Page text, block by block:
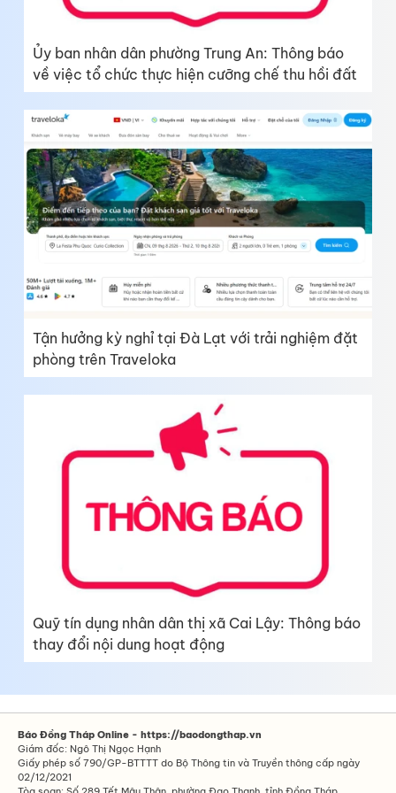
Ủy ban nhân dân phường Trung An: Thông báo
về việc tổ chức thực hiện cưỡng chế thu hồi đất
Tận hưởng kỳ nghỉ tại Đà Lạt với trải nghiệm đặt
phòng trên Traveloka
Quỹ tín dụng nhân dân thị xã Cai Lậy: Thông báo
thay đổi nội dung hoạt động
Báo Đồng Tháp Online - https://baodongthap.vn
Giám đốc: Ngô Thị Ngọc Hạnh
Giấy phép số 790/GP-BTTTT do Bộ Thông tin và Truyền thông cấp ngày
02/12/2021